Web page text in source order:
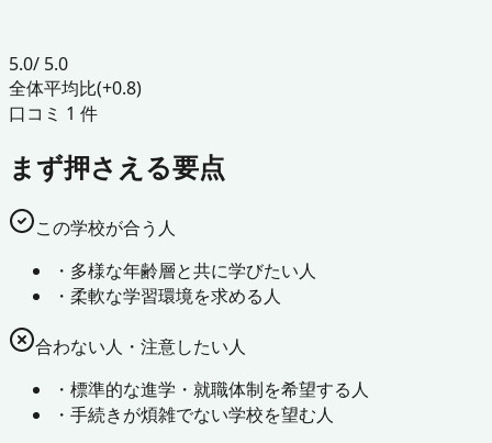
5.0/ 5.0
全体平均比(+0.8)
口コミ 1 件
まず押さえる要点
この学校が合う人
・ 多様な年齢層と共に学びたい人
・ 柔軟な学習環境を求める人
合わない人・注意したい人
・ 標準的な進学・就職体制を希望する人
・ 手続きが煩雑でない学校を望む人